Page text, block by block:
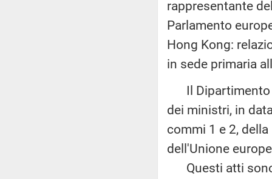
rappresentante
Parlamento
Hong Kong:
in sede primaria
Il Dipartimento
dei ministri, in
commi 1 e 2,
dell'Unione
Questi atti sono